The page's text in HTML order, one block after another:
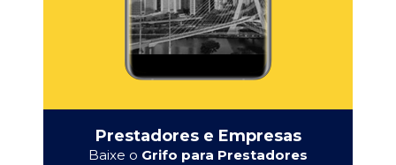
Prestadores e Empresas
Baixe o Grifo para Prestadores